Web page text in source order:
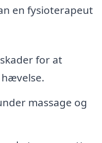
en fysioterapeut
for at
massage og